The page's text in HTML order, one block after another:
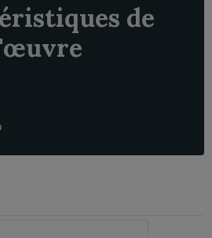
de